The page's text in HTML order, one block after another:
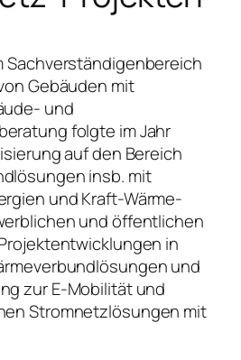
Sachverständigenbereich
Gebäuden mit
und
folgte im Jahr
auf den Bereich
insb. mit
und Kraft-Wärme-
und öffentlichen
in
und
zur E-Mobilität und
Stromnetzlösungen mit